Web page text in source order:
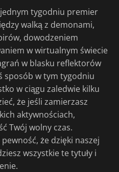
tygodniu premier
walką z demonami,
dowodzeniem
w wirtualnym świecie
w blasku reflektorów
sposób w tym tygodniu
w ciągu zaledwie kilku
że jeśli zamierzasz
aktywnościach,
Twój wolny czas.
że dzięki naszej
wszystkie te tytuły i